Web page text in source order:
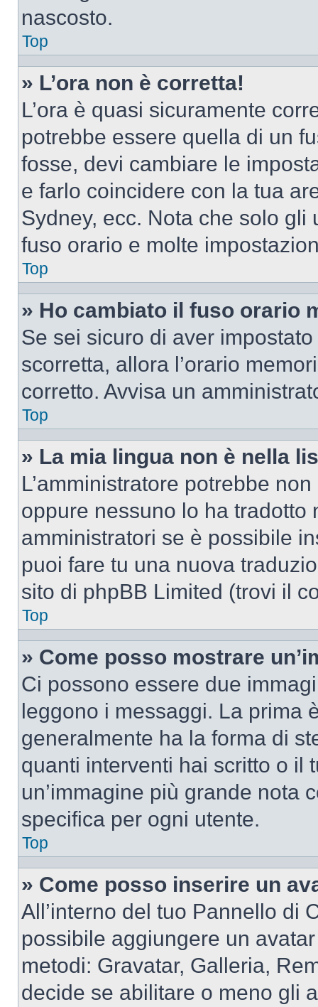
nascosto.
Top
» L’ora non è corretta!
L’ora è quasi sicuramente
potrebbe essere quella di un
fosse, devi cambiare le
e farlo coincidere con la tua
Sydney, ecc. Nota che solo
fuso orario e molte
Top
» Ho cambiato il fuso orario
Se sei sicuro di aver
scorretta, allora l’orario
corretto. Avvisa un
Top
» La mia lingua non è nella
L’amministratore potrebbe
oppure nessuno lo ha
amministratori se è possibile
puoi fare tu una nuova
sito di phpBB Limited (trovi il
Top
» Come posso mostrare
Ci possono essere due
leggono i messaggi. La prima
generalmente ha la forma di
quanti interventi hai scritto o il
un’immagine più grande nota
specifica per ogni utente.
Top
» Come posso inserire un
All’interno del tuo Pannello di
possibile aggiungere un
metodi: Gravatar, Galleria,
decide se abilitare o meno gli